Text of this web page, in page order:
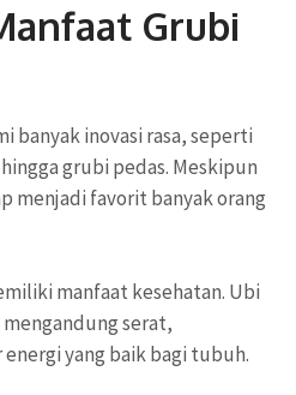
Grubi
banyak inovasi rasa, seperti
grubi pedas. Meskipun
menjadi favorit banyak orang
manfaat kesehatan. Ubi
serat,
yang baik bagi tubuh.